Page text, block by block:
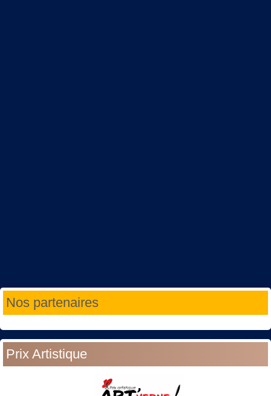
Nos partenaires
Prix Artistique
Année
précédente
Mois
précédent
Année
suivante
Mois
suivant